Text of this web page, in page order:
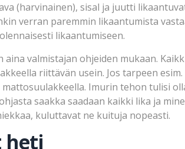
(harvinainen), sisal ja juutti
verran paremmin likaantumista
likaantumiseen.
aina valmistajan ohjeiden mukaan.
riittävän usein. Jos tarpeen
Imurin tehon tulisi
saakka saadaan kaikki lika ja
kuluttavat ne kuituja nopeasti.
heti